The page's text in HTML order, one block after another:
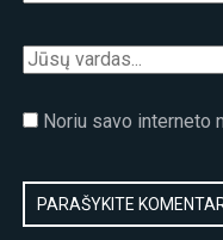
Noriu savo interneto